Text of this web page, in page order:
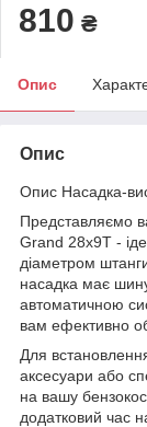
810 ₴
Опис
Опис
Опис Насадка-
Представляємо
Grand 28x9T -
діаметром
насадка має
автоматичною
вам ефективно
Для
аксесуари або
на вашу
додатковий час